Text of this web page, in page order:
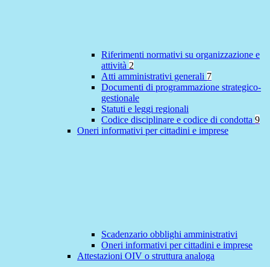
Riferimenti normativi su organizzazione e
attività 2
Atti amministrativi generali 7
Documenti di programmazione strategico-
gestionale
Statuti e leggi regionali
Codice disciplinare e codice di condotta 9
Oneri informativi per cittadini e imprese
Scadenzario obblighi amministrativi
Oneri informativi per cittadini e imprese
Attestazioni OIV o struttura analoga